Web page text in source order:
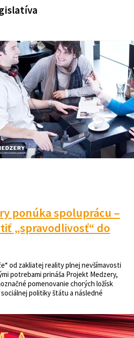
ponúka spoluprácu –
„spravodlivosť“ do
od zakliatej reality plnej nevšímavosti
potrebami prináša Projekt Medzery,
pomenovanie chorých ložísk
politiky štátu a následné